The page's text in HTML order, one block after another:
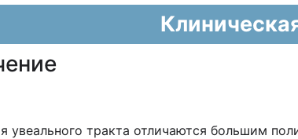
увеального тракта отли­чаются большим